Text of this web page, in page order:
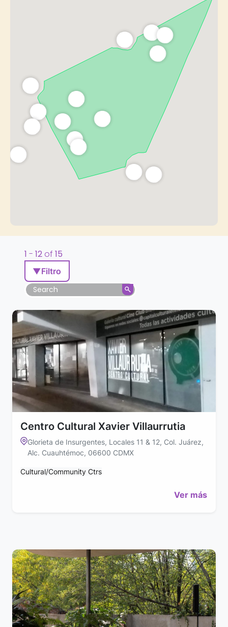
1 - 12 of 15
▼Filtro
Centro Cultural Xavier Villaurrutia
Glorieta de Insurgentes, Locales 11 & 12, Col. Juárez,
Alc. Cuauhtémoc, 06600 CDMX
Cultural/Community Ctrs
Ver más